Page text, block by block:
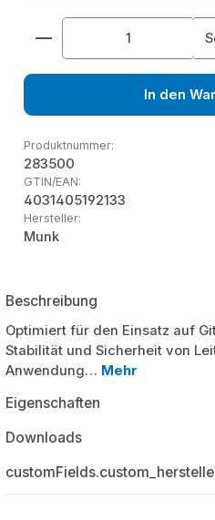
Produkt Anzahl: Gib
In den
Produktnummer:
283500
GTIN/EAN:
4031405192133
Hersteller:
Munk
Beschreibung
Optimiert für den Einsatz auf
Stabilität und Sicherheit von
Anwendung… Mehr
Eigenschaften
Downloads